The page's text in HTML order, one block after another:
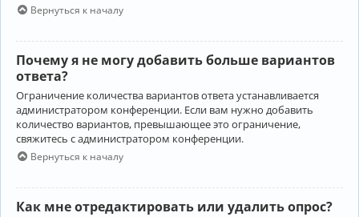
Вернуться к началу
Почему я не могу добавить больше вариантов
ответа?
Ограничение количества вариантов ответа устанавливается
администратором конференции. Если вам нужно добавить
количество вариантов, превышающее это ограничение,
свяжитесь с администратором конференции.
Вернуться к началу
Как мне отредактировать или удалить опрос?